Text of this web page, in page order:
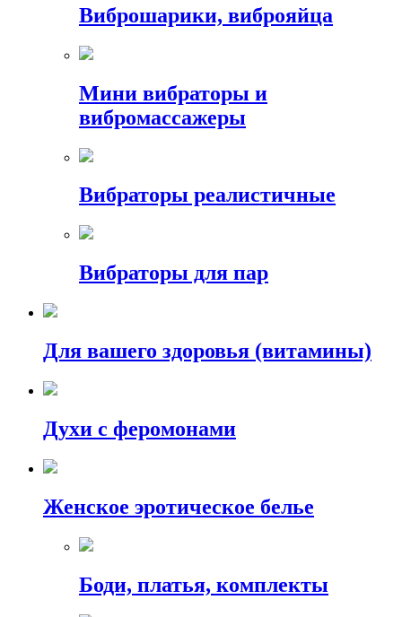
Виброшарики, виброяйца
Мини вибраторы и
вибромассажеры
Вибраторы реалистичные
Вибраторы для пар
Для вашего здоровья (витамины)
Духи с феромонами
Женское эротическое белье
Боди, платья, комплекты